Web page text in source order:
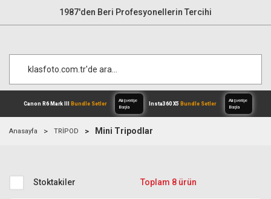
1987'den Beri Profesyonellerin Tercihi
Anasayfa TRİPOD Mini Tripodlar
Stoktakiler Toplam 8 ürün